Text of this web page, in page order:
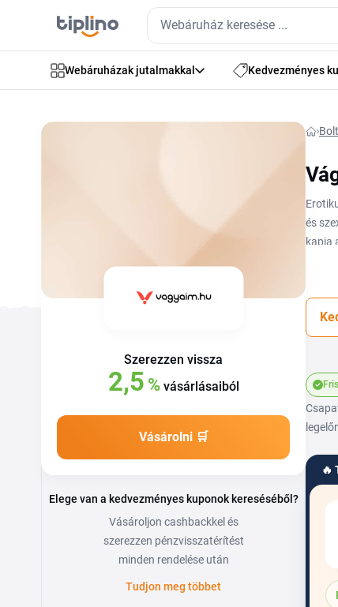
Webáruházak jutalmakkal Kedvezményes
Szerezzen vissza
2,5 %vásárlásaiból
Vásárolni 🛒
Elege van a kedvezményes kuponok kereséséből?
Vásároljon cashbackkel és
szerezzen pénzvisszatérítést
minden rendelése után
Tudjon meg többet
és
kapja
🔥